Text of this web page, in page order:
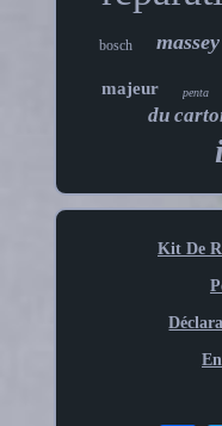
bosch massey
majeur penta
du
Kit De